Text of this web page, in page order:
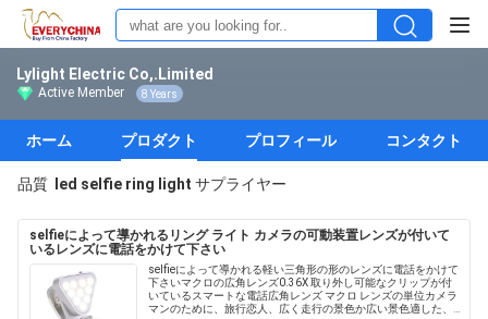
Lylight Electric Co,.Limited
Active Member 8 Years
ホーム プロダクト プロフィール コンタクト
品質 led selfie ring light サプライヤー
selfieによって導かれるリング ライト カメラの可動装置レンズが付いて
いるレンズに電話をかけて下さい
selfieによって導かれる軽い三角形の形のレンズに電話をかけて
下さいマクロの広角レンズ0.36X 取り外し可能なクリップが付
いているスマートな電話広角レンズ マクロ レンズの単位カメラ
マンのために、旅行恋人、広く走行の景色か広い景色適した、